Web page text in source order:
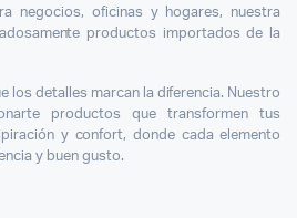
negocios, oficinas y hogares, nuestra
productos importados de la
los detalles marcan la diferencia. Nuestro
productos que transformen tus
y confort, donde cada elemento
y buen gusto.